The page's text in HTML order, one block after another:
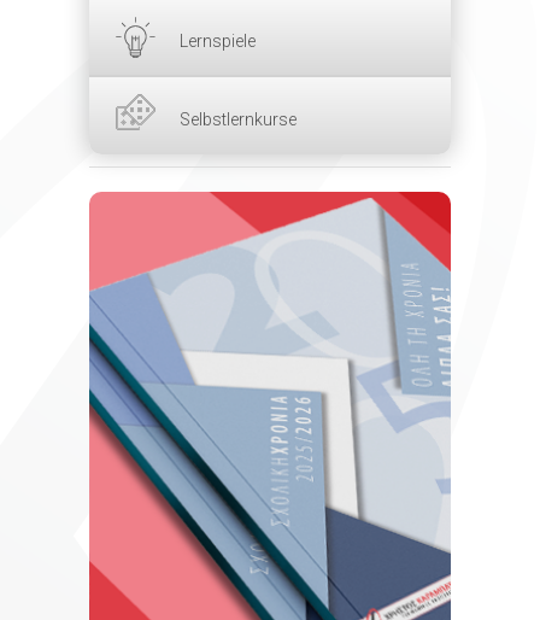
Lernspiele
Selbstlernkurse